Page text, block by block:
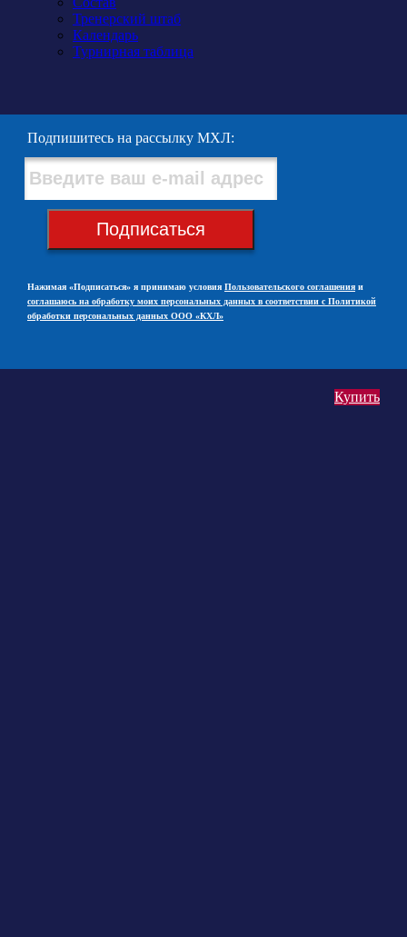
Купить
Тренерский штаб
Календарь
Турнирная таблица
Подпишитесь на рассылку МХЛ:
Подписаться
Нажимая «Подписаться» я принимаю условия Пользовательского соглашения и
соглашаюсь на обработку моих персональных данных в соответствии с Политикой
обработки персональных данных ООО «КХЛ»